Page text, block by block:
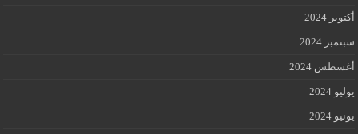
أكتوبر 2024
سبتمبر 2024
أغسطس 2024
يوليو 2024
يونيو 2024